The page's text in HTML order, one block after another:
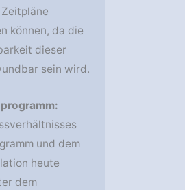
können, da die
dieser
sein wird.
und dem
heute
dem